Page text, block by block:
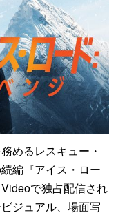
めるレスキュー・
編『アイス・ロー
で独占配信され
ジュアル、場面写